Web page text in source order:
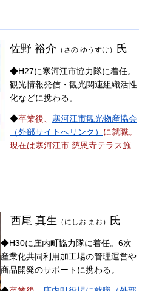
佐野 裕介 （さの ゆうすけ） 氏
◆H27に寒河江市協力隊に着任。
観光情報発信・観光関連組織活性
化などに携わる。
◆卒業後、 寒河江市観光物産協会
（外部サイトへリンク） に就職。
現在は寒河江市 慈恩寺テラス施
西尾 真生 （にしお まお） 氏
◆H30に庄内町協力隊に着任。6次
産業化共同利用加工場の管理運営や
商品開発のサポートに携わる。